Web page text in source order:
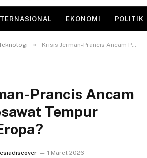
EKONOMI POLITIK
» Krisis Jerman-Prancis Ancam Proyek Pesawat Tempur Canggih Eropa?
Prancis Ancam
Tempur
1 Maret 2026